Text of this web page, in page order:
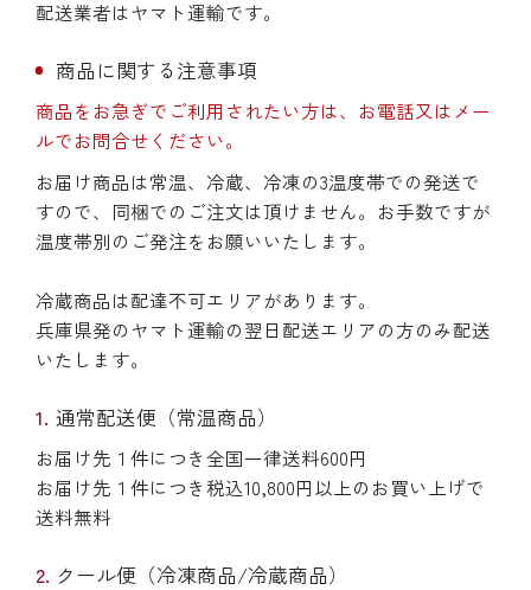
配送業者はヤマト運輸です。
商品に関する注意事項
商品をお急ぎでご利用されたい方は、お電話又はメー
ルでお問合せください。
お届け商品は常温、冷蔵、冷凍の3温度帯での発送で
すので、同梱でのご注文は頂けません。お手数ですが
温度帯別のご発注をお願いいたします。
冷蔵商品は配達不可エリアがあります。
兵庫県発のヤマト運輸の翌日配送エリアの方のみ配送
いたします。
通常配送便（常温商品）
お届け先１件につき全国一律送料600円
お届け先１件につき税込10,800円以上のお買い上げで
送料無料
クール便（冷凍商品/冷蔵商品）